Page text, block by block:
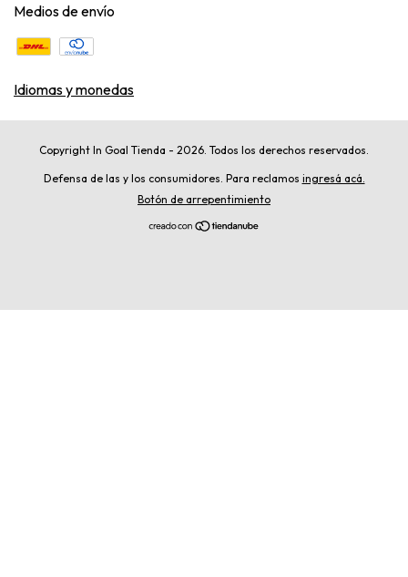
Medios de envío
Idiomas y monedas
Copyright In Goal Tienda - 2026. Todos los derechos reservados.
Defensa de las y los consumidores. Para reclamos ingresá acá.
Botón de arrepentimiento